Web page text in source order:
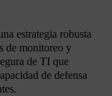
estrategia robusta
de monitoreo y
de TI que
de defensa